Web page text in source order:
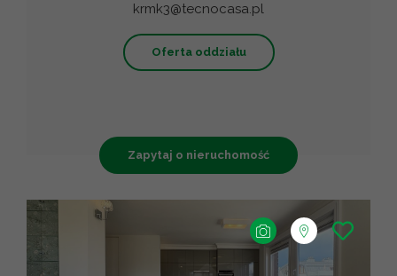
krmk3@tecnocasa.pl
Oferta oddziału
Zapytaj o nieruchomość
−